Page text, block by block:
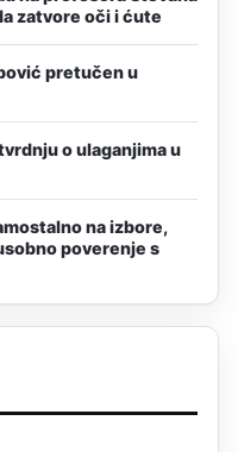
zatvore oči i ćute
pretučen u
o ulaganjima u
na izbore,
poverenje s